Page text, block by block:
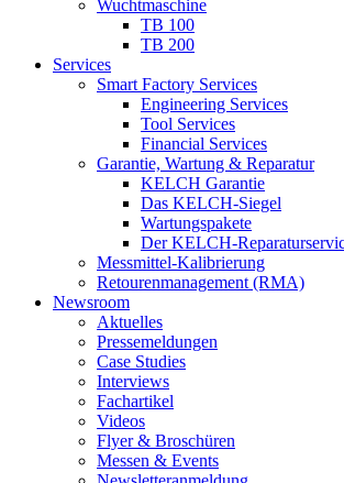
Wuchtmaschine
TB 100
TB 200
Services
Smart Factory Services
Engineering Services
Tool Services
Financial Services
Garantie, Wartung & Reparatur
KELCH Garantie
Das KELCH-Siegel
Wartungspakete
Der KELCH-
Messmittel-Kalibrierung
Retourenmanagement (RMA)
Newsroom
Aktuelles
Pressemeldungen
Case Studies
Interviews
Fachartikel
Videos
Flyer & Broschüren
Messen & Events